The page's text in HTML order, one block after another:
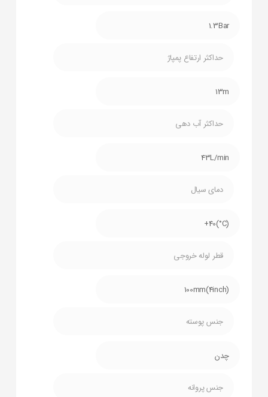
1.3Bar
حداکثر ارتفاع پمپاژ
13m
حداکثر آب دهی
43L/min
دمای سیال
(C°)40+
قطر لوله خروجی
100mm(4inch)
جنس پوسته
چدن
جنس پروانه